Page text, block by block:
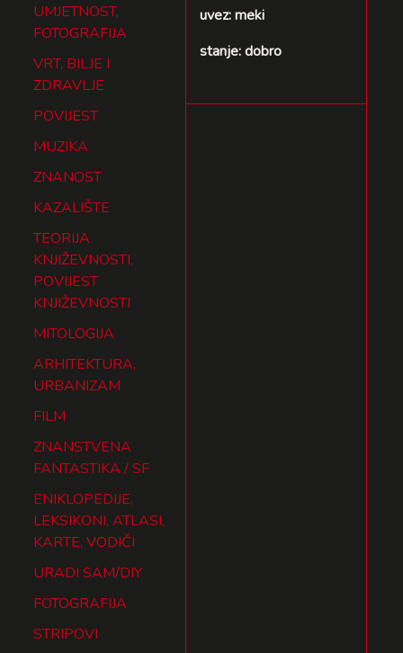
UMJETNOST,
FOTOGRAFIJA
VRT, BILJE I
ZDRAVLJE
POVIJEST
MUZIKA
ZNANOST
KAZALIŠTE
TEORIJA
KNJIŽEVNOSTI,
POVIJEST
KNJIŽEVNOSTI
MITOLOGIJA
ARHITEKTURA,
URBANIZAM
FILM
ZNANSTVENA
FANTASTIKA / SF
ENIKLOPEDIJE,
LEKSIKONI, ATLASI,
KARTE, VODIČI
URADI SAM/DIY
FOTOGRAFIJA
STRIPOVI
uvez: meki
stanje: dobro